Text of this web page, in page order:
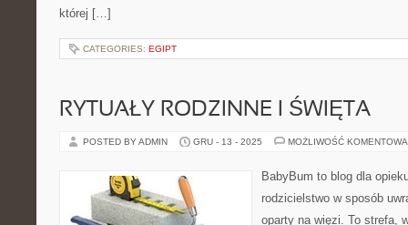
której […]
CATEGORIES: EGIPT
RYTUAŁY RODZINNE I ŚWIĘTA
POSTED BY ADMIN GRU - 13 - 2025 MOŻLIWOŚĆ
BabyBum to blog dla
rodzicielstwo w sposób
oparty na więzi. To strefa,